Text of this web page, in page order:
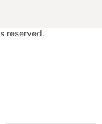
reserved.